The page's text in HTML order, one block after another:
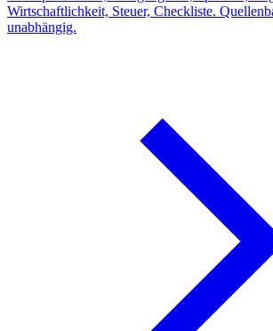
Wirtschaftlichkeit, Steuer, Checkliste.
unabhängig.